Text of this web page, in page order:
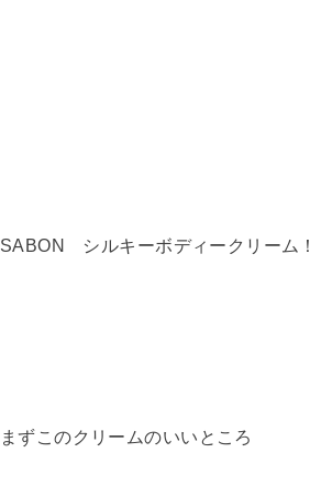
SABON シルキーボディークリーム！
まずこのクリームのいいところ